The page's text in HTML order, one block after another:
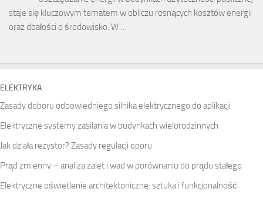
staje się kluczowym tematem w obliczu rosnących kosztów energii
oraz dbałości o środowisko. W …
ELEKTRYKA
Zasady doboru odpowiedniego silnika elektrycznego do aplikacji
Elektryczne systemy zasilania w budynkach wielorodzinnych
Jak działa rezystor? Zasady regulacji oporu
Prąd zmienny – analiza zalet i wad w porównaniu do prądu stałego
Elektryczne oświetlenie architektoniczne: sztuka i funkcjonalność